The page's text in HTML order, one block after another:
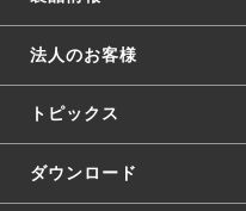
法人のお客様
トピックス
ダウンロード